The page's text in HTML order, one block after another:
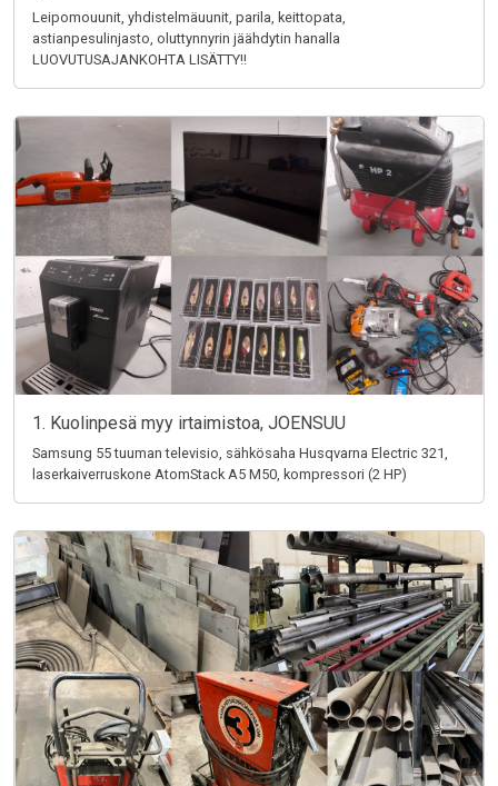
Leipomouunit, yhdistelmäuunit, parila, keittopata,
astianpesulinjasto, oluttynnyrin jäähdytin hanalla
LUOVUTUSAJANKOHTA LISÄTTY!!
1. Kuolinpesä myy irtaimistoa, JOENSUU
Samsung 55 tuuman televisio, sähkösaha Husqvarna Electric 321,
laserkaiverruskone AtomStack A5 M50, kompressori (2 HP)